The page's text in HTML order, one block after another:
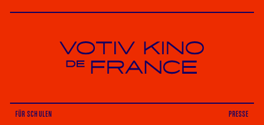
Votiv Kino und Kino De France in Wien
FÜR SCHULEN
PRESSE